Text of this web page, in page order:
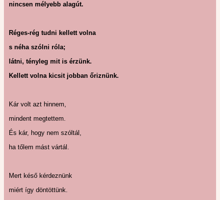
nincsen mélyebb alagút.
Réges-rég tudni kellett volna
s néha szólni róla;
látni, tényleg mit is érzünk.
Kellett volna kicsit jobban őriznünk.
Kár volt azt hinnem,
mindent megtettem.
És kár, hogy nem szóltál,
ha tőlem mást vártál.
Mert késő kérdeznünk
miért így döntöttünk.